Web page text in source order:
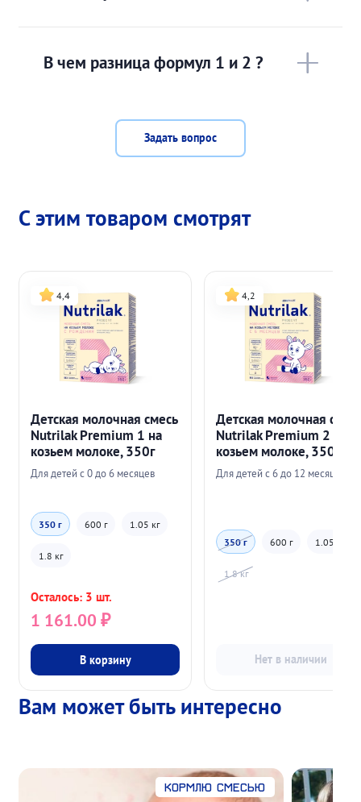
В чем разница формул 1 и 2 ?
Задать вопрос
С этим товаром смотрят
4,4
Детская молочная смесь
Nutrilak Premium 1 на
козьем молоке, 350г
Для детей с 0 до 6 месяцев
350 г 600 г 1.05 кг
1.8 кг
1 161.00₽
Осталось: 3 шт.
В корзину
4,2
Детская молочная
Nutrilak Premium 2 на
козьем молоке, 350г
Для детей с 6 до 12 месяцев
350 г 600 г 1.05 кг
1.8 кг
Нет в наличии
Вам может быть интересно
Кормлю смесью